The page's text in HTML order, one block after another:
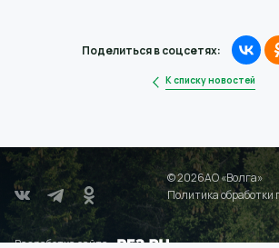
К списку новостей
Поделиться в соцсетях:
© 2026АО «Волга»
Политика
Разработка сайта